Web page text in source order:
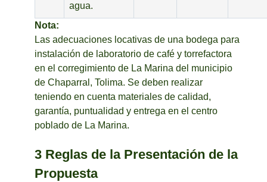
agua.
Nota:
Las adecuaciones locativas de una bodega para
instalación de laboratorio de café y torrefactora
en el corregimiento de La Marina del municipio
de Chaparral, Tolima. Se deben realizar
teniendo en cuenta materiales de calidad,
garantía, puntualidad y entrega en el centro
poblado de La Marina.
3 Reglas de la Presentación de la
Propuesta